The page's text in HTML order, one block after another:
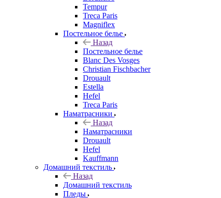
Tempur
Treca Paris
Magniflex
Постельное белье
Назад
Постельное белье
Blanc Des Vosges
Christian Fischbacher
Drouault
Estella
Hefel
Treca Paris
Наматрасники
Назад
Наматрасники
Drouault
Hefel
Kauffmann
Домашний текстиль
Назад
Домашний текстиль
Пледы